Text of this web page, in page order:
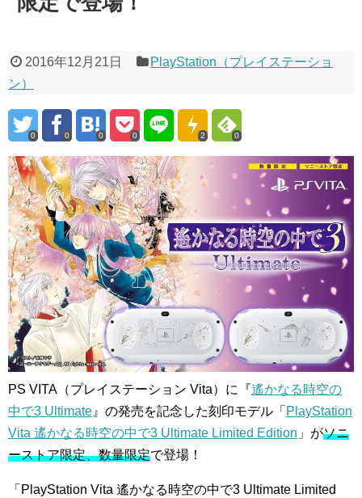
2016年12月21日
PlayStation（プレイステーショ
ン）
0 0 0 0 2 0
PS VITA（プレイステーション Vita）に『 遙かなる時空の
中で3 Ultimate』の発売を記念した刻印モデル「 PlayStation
Vita 遙かなる時空の中で3 Ultimate Limited Edition 」がソニ
ーストア限定、数量限定で登場！
「 PlayStation Vita 遙かなる時空の中で3 Ultimate Limited